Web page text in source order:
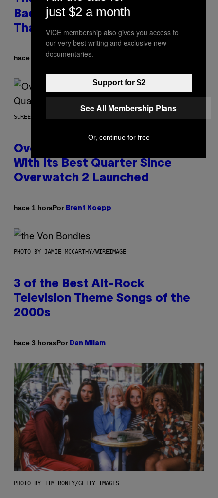
Bad Date into a ‘Red Flag’ (And
That’s a Problem)
hace 10 minutosPor Ashley Fike
SCREENSHOT: BLIZZARD
Overwatch Rebrand Pays Off
With Its Best Quarter Since
Overwatch 2 Launched
hace 1 horaPor Brent Koepp
PHOTO BY JAMIE MCCARTHY/WIREIMAGE
3 of the Best Alt-Rock
Television Theme Songs of the
2000s
hace 3 horasPor Dan Milam
PHOTO BY TIM RONEY/GETTY IMAGES
just $2 a month
VICE membership also gives you access to
our very best writing and exclusive new
documentaries.
Support for $2
See All Membership Plans
Or, continue for free